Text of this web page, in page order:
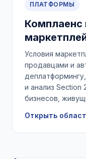
ПЛАТФОРМЫ
Комплаенс
Условия
продавцами и
и анализ Section
бизнесов,
Открыть